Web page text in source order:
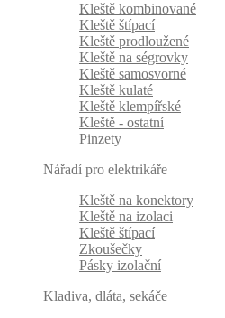
Kleště kombinované
Kleště štípací
Kleště prodloužené
Kleště na ségrovky
Kleště samosvorné
Kleště kulaté
Kleště klempířské
Kleště - ostatní
Pinzety
Nářadí pro elektrikáře
Kleště na konektory
Kleště na izolaci
Kleště štípací
Zkoušečky
Pásky izolační
Kladiva, dláta, sekáče